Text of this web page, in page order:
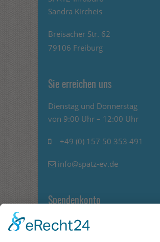
Sandra Kircheis
Breisacher Str. 62
79106 Freiburg
Sie erreichen uns
Dienstag und Donnerstag
von 9:00 Uhr – 12:00 Uhr
+49 (0) 157 50 353 491
info@spatz-ev.de
Spendenkonto
Sparkasse Freiburg Nördlicher